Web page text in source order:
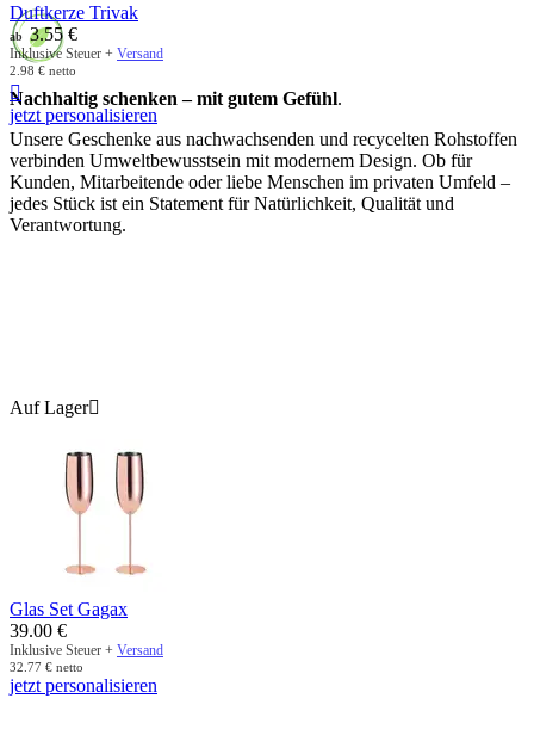
Nachhaltig schenken – mit gutem Gefühl.
Unsere Geschenke aus nachwachsenden und recycelten Rohstoffen
verbinden Umweltbewusstsein mit modernem Design. Ob für
Kunden, Mitarbeitende oder liebe Menschen im privaten Umfeld –
jedes Stück ist ein Statement für Natürlichkeit, Qualität und
Verantwortung.
Duftkerze Trivak
ab 3.55 €
Inklusive Steuer + Versand
2.98 € netto

jetzt personalisieren
Auf Lager
Glas Set Gagax
39.00 €
Inklusive Steuer + Versand
32.77 € netto
jetzt personalisieren